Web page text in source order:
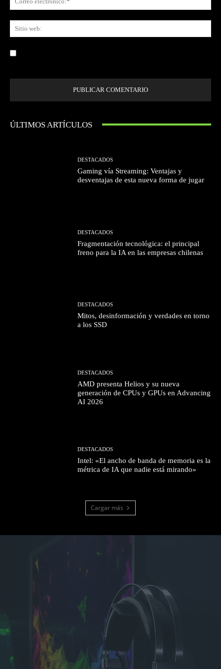
ÚLTIMOS ARTÍCULOS
DESTACADOS
Gaming vía Streaming: Ventajas y
desventajas de esta nueva forma de jugar
DESTACADOS
Fragmentación tecnológica: el principal
freno para la IA en las empresas chilenas
DESTACADOS
Mitos, desinformación y verdades en torno
a los SSD
DESTACADOS
AMD presenta Helios y su nueva
generación de CPUs y GPUs en Advancing
AI 2026
DESTACADOS
Intel: «El ancho de banda de memoria es la
métrica de IA que nadie está mirando»
Cargar más